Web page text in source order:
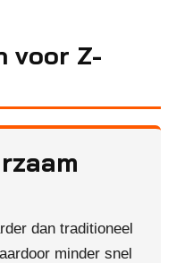
voor Z-
dan traditioneel
minder snel